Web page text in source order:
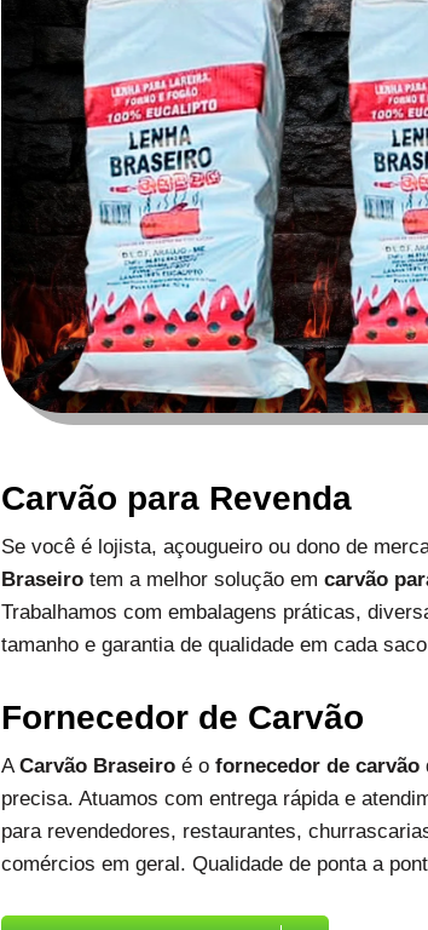
Carvão para Revenda
Se você é lojista, açougueiro ou dono de
Braseirotem a melhor solução em carvão
Trabalhamos com embalagens práticas,
tamanho e garantia de qualidade em cada
Fornecedor de Carvão
A Carvão Braseiroé o fornecedor de carvão
precisa. Atuamos com entrega rápida e
para revendedores, restaurantes,
comércios em geral. Qualidade de ponta a